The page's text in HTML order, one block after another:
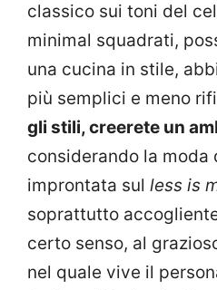
classico sui toni del
minimal squadrati,
una cucina in stile,
più semplici e meno
gli stili, creerete un
considerando la moda
improntata sul less is
soprattutto
certo senso, al
nel quale vive il